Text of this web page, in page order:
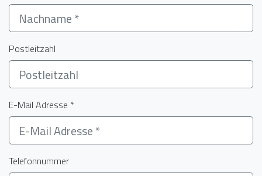
Postleitzahl
E-Mail Adresse *
Telefonnummer